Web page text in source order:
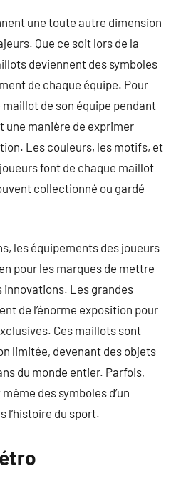
une toute autre dimension
Que ce soit lors de la
deviennent des symboles
de chaque équipe. Pour
de son équipe pendant
une manière de exprimer
Les couleurs, les motifs, et
font de chaque maillot
collectionné ou gardé
les équipements des joueurs
pour les marques de mettre
innovations. Les grandes
de l’énorme exposition pour
Ces maillots sont
limitée, devenant des objets
du monde entier. Parfois,
des symboles d’un
l’histoire du sport.